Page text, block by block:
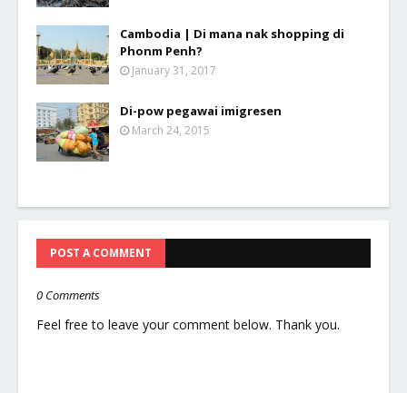
Cambodia | Di mana nak shopping di
Phonm Penh?
January 31, 2017
Di-pow pegawai imigresen
March 24, 2015
POST A COMMENT
0 Comments
Feel free to leave your comment below. Thank you.